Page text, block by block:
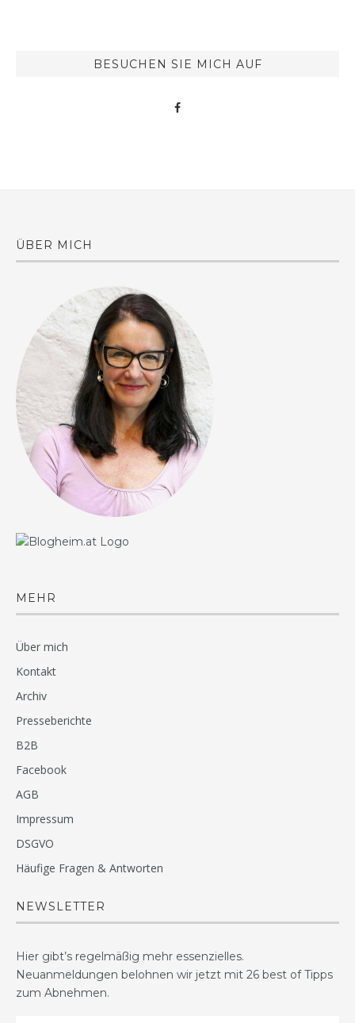
BESUCHEN SIE MICH AUF
ÜBER MICH
MEHR
Über mich
Kontakt
Archiv
Presseberichte
B2B
Facebook
AGB
Impressum
DSGVO
Häufige Fragen & Antworten
NEWSLETTER
Hier gibt’s regelmäßig mehr essenzielles.
Neuanmeldungen belohnen wir jetzt mit 26 best of Tipps
zum Abnehmen.